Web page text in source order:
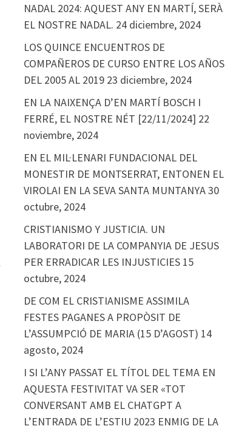
NADAL 2024: AQUEST ANY EN MARTÍ, SERÀ
EL NOSTRE NADAL. 24 diciembre, 2024
LOS QUINCE ENCUENTROS DE
COMPAÑEROS DE CURSO ENTRE LOS AÑOS
DEL 2005 AL 2019 23 diciembre, 2024
EN LA NAIXENÇA D’EN MARTÍ BOSCH I
FERRÉ, EL NOSTRE NÉT [22/11/2024] 22
noviembre, 2024
EN EL MIL·LENARI FUNDACIONAL DEL
MONESTIR DE MONTSERRAT, ENTONEN EL
VIROLAI EN LA SEVA SANTA MUNTANYA30
octubre, 2024
CRISTIANISMO Y JUSTICIA. UN
LABORATORI DE LA COMPANYIA DE JESUS
PER ERRADICAR LES INJUSTICIES 15
octubre, 2024
DE COM EL CRISTIANISME ASSIMILA
FESTES PAGANES A PROPÒSIT DE
L’ASSUMPCIÓ DE MARIA (15 D’AGOST) 14
agosto, 2024
I SI L’ANY PASSAT EL TÍTOL DEL TEMA EN
AQUESTA FESTIVITAT VA SER «TOT
CONVERSANT AMB EL CHATGPT A
L’ENTRADA DE L’ESTIU 2023 ENMIG DE LA